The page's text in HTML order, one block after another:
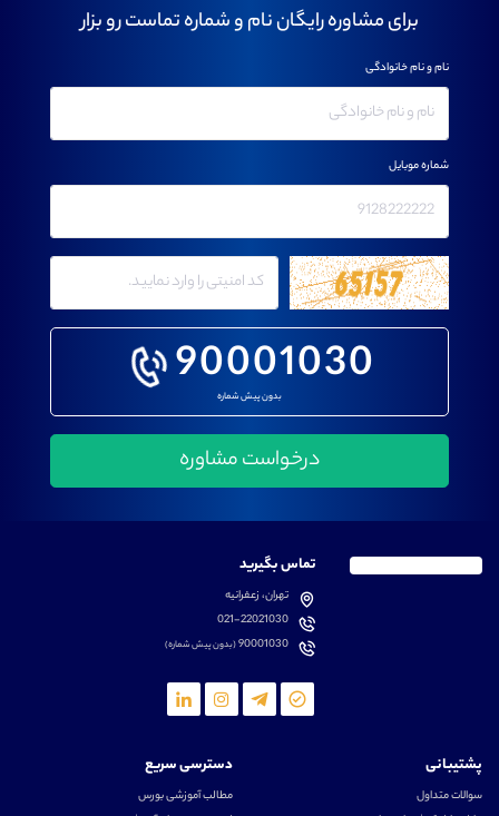
برای مشاوره رایگان نام و شماره تماست رو بزار
90001030
بدون پیش شماره
نام و نام خانوادگی
شماره موبایل
تماس بگیرید
تهران، زعفرانیه
021-22021030
90001030(بدون پیش شماره)
پشتیبانی
سوالات متداول
دسترسی سریع
مطالب آموزشی بورس